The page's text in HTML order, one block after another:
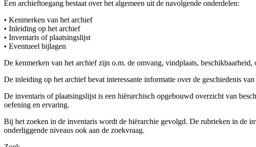
Een archieftoegang bestaat over het algemeen uit de navolgende onderdelen:
• Kenmerken van het archief
• Inleiding op het archief
• Inventaris of plaatsingslijst
• Eventueel bijlagen
De kenmerken van het archief zijn o.m. de omvang, vindplaats, beschikbaarheid,
De inleiding op het archief bevat interessante informatie over de geschiedenis
De inventaris of plaatsingslijst is een hiërarchisch opgebouwd overzicht van
oefening en ervaring.
Bij het zoeken in de inventaris wordt de hiërarchie gevolgd. De rubrieken in de
onderliggende niveaus ook aan de zoekvraag.